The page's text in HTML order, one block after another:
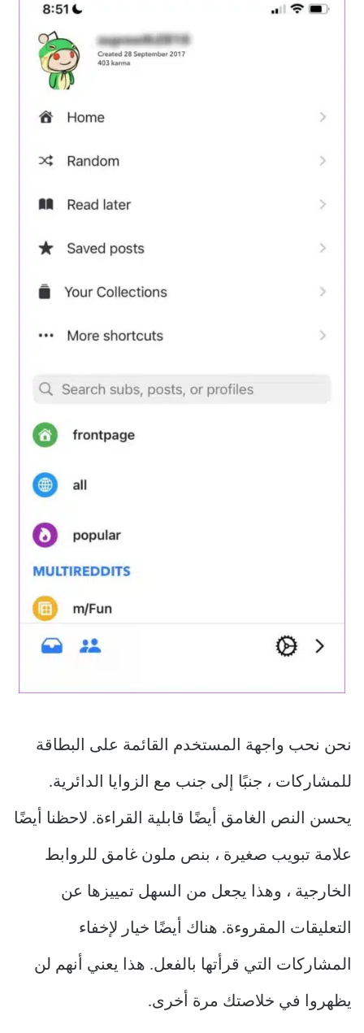
نحن نحب واجهة المستخدم القائمة على البطاقة
للمشاركات ، جنبًا إلى جنب مع الزوايا الدائرية.
يحسن النص الغامق أيضًا قابلية القراءة. لاحظنا أيضًا
علامة تبويب صغيرة ، بنص ملون غامق للروابط
الخارجية ، وهذا يجعل من السهل تمييزها عن
التعليقات المقروءة. هناك أيضًا خيار لإخفاء
المشاركات التي قرأتها بالفعل. هذا يعني أنهم لن
يظهروا في خلاصتك مرة أخرى.